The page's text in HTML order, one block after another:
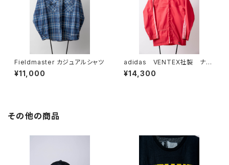
Fieldmaster カジュアルシャツ
¥11,000
adidas VENTEX社製 ナイ
ロンジャケット RED
¥14,300
その他の商品